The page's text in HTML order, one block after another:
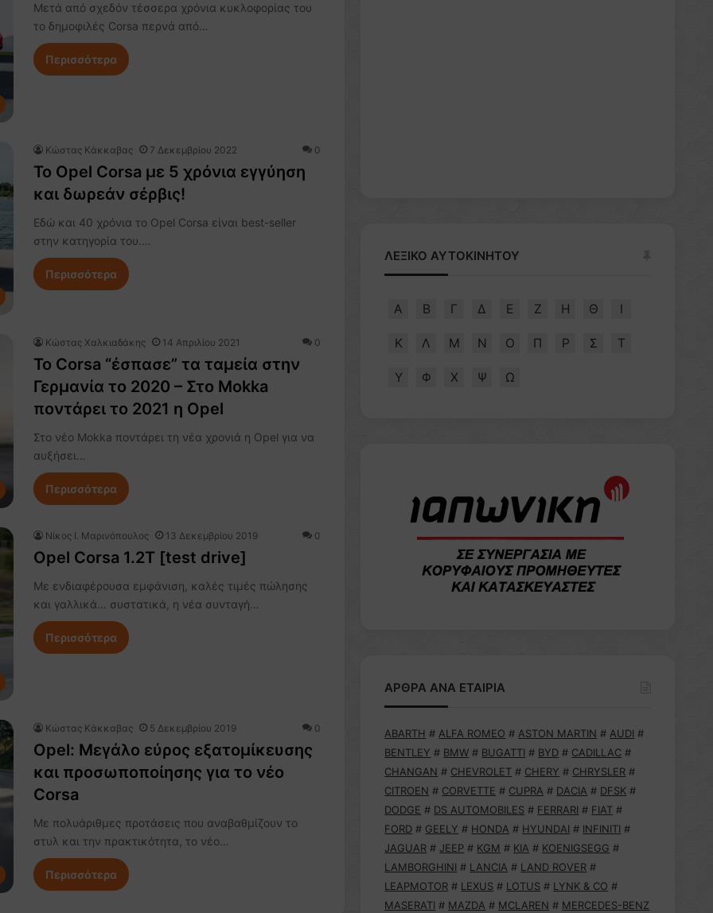
Μετά από σχεδόν τέσσερα χρόνια κυκλοφορίας του
το δημοφιλές Corsa περνά από…
Περισσότερα
Κώστας Κάκκαβας 7 Δεκεμβρίου 2022 0
Το Opel Corsa με 5 χρόνια εγγύηση
και δωρεάν σέρβις!
Εδώ και 40 χρόνια το Opel Corsa είναι best-seller
στην κατηγορία του.…
Περισσότερα
Κώστας Χαλκιαδάκης 14 Απριλίου 2021 0
Το Corsa “έσπασε” τα ταμεία στην
Γερμανία το 2020 – Στο Mokka
ποντάρει το 2021 η Opel
Στο νέο Mokka ποντάρει τη νέα χρονιά η Opel για να
αυξήσει…
Περισσότερα
Nίκος Ι. Mαρινόπουλος 13 Δεκεμβρίου 2019 0
Opel Corsa 1.2T [test drive]
Με ενδιαφέρουσα εμφάνιση, καλές τιμές πώλησης
και γαλλικά… συστατικά, η νέα συνταγή…
Περισσότερα
Κώστας Κάκκαβας 5 Δεκεμβρίου 2019 0
Opel: Μεγάλο εύρος εξατομίκευσης
και προσωποποίησης για το νέο
Corsa
Με πολυάριθμες προτάσεις που αναβαθμίζουν το
στυλ και την πρακτικότητα, το νέο…
Περισσότερα
ΛΕΞΙΚΟ ΑΥΤΟΚΙΝΗΤΟΥ
Α Β Γ Δ Ε Ζ Η Θ Ι
Κ Λ Μ Ν Ο Π Ρ Σ Τ
Υ Φ Χ Ψ Ω
ΑΡΘΡΑ ΑΝΑ ΕΤΑΙΡΙΑ
ABARTH # ALFA ROMEO # ASTON MARTIN # AUDI #
BENTLEY # BMW # BUGATTI # BYD # CADILLAC #
CHANGAN # CHEVROLET # CHERY # CHRYSLER #
CITROEN # CORVETTE # CUPRA # DACIA # DFSK #
DODGE # DS AUTOMOBILES # FERRARI # FIAT #
FORD # GEELY # HONDA # HYUNDAI # INFINITI #
JAGUAR # JEEP # KGM # KIA # KOENIGSEGG #
LAMBORGHINI # LANCIA # LAND ROVER #
LEAPMOTOR # LEXUS # LOTUS # LYNK & CO #
MASERATI # MAZDA # MCLAREN # MERCEDES-BENZ